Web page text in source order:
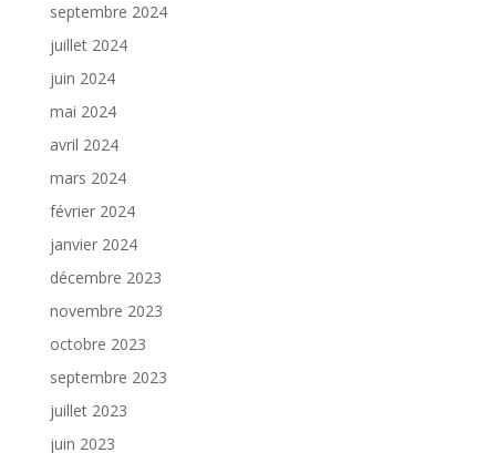
septembre 2024
juillet 2024
juin 2024
mai 2024
avril 2024
mars 2024
février 2024
janvier 2024
décembre 2023
novembre 2023
octobre 2023
septembre 2023
juillet 2023
juin 2023